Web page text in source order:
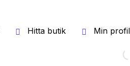
Hitta butik Min profil